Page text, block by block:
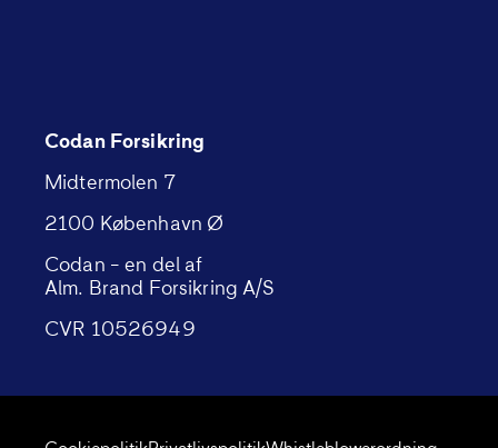
Codan Forsikring
Midtermolen 7
2100 København Ø
Codan – en del af
Alm. Brand Forsikring A/S
CVR 10526949